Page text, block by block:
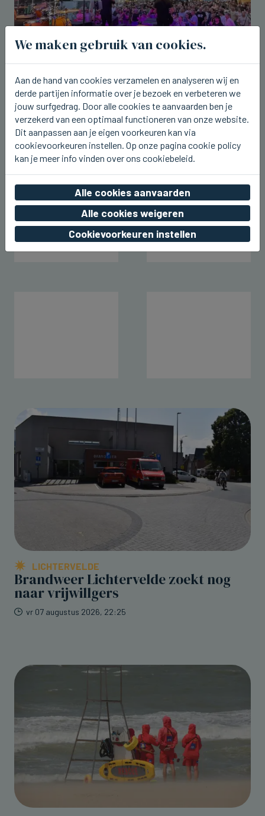
ICHTEGEM
U2.be op de planken bij Ceciliafeeste
in Ichtegem
vr 07 augustus 2026, 22:42
LICHTERVELDE
Brandweer Lichtervelde zoekt nog
naar vrijwillgers
vr 07 augustus 2026, 22:25
We maken gebruik van cookies.
Aan de hand van cookies verzamelen en analyseren wij en
derde partijen informatie over je bezoek en verbeteren we
jouw surfgedrag. Door alle cookies te aanvaarden ben je
verzekerd van een optimaal functioneren van onze website.
Dit aanpassen aan je eigen voorkeuren kan via
cookievoorkeuren instellen. Op onze pagina cookie policy
kan je meer info vinden over ons cookiebeleid.
Alle cookies aanvaarden
Alle cookies weigeren
Cookievoorkeuren instellen